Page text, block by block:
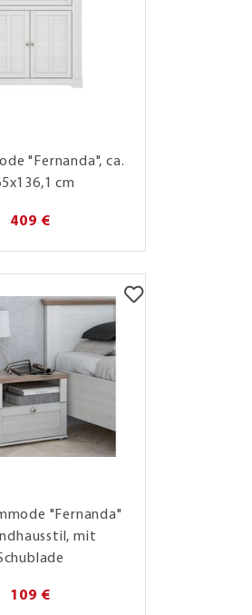
"Fernanda", ca.
cm
409 €
"Fernanda"
mit
109 €